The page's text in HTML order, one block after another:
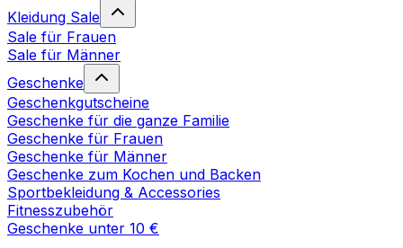
Kleidung Sale
Sale für Frauen
Sale für Männer
Geschenke
Geschenkgutscheine
Geschenke für die ganze Familie
Geschenke für Frauen
Geschenke für Männer
Geschenke zum Kochen und Backen
Sportbekleidung & Accessories
Fitnesszubehör
Geschenke unter 10 €